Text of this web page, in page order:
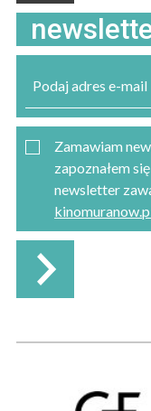
Zamawiam
zapoznałem
newsletter